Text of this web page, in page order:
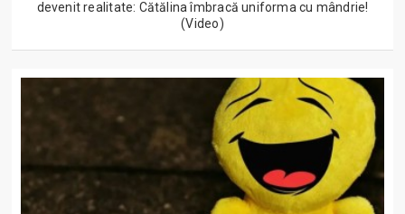
devenit realitate: Cătălina îmbracă uniforma cu mândrie!
(Video)